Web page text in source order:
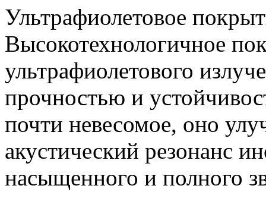
Ультрафиолетовое
Высокотехнологичное
ультрафиолетового
прочностью и
почти невесомое, оно
акустический резонанс
насыщенного и полного